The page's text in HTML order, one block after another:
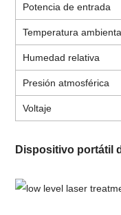
Potencia de entrada
Temperatura
Humedad relativa
Presión atmosférica
Voltaje
Dispositivo portátil